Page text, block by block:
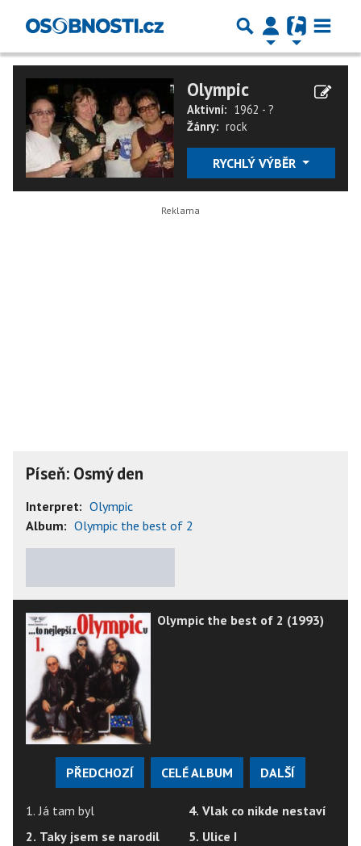
Olympic
Aktivní: 1962 - ?
Žánry: rock
RYCHLÝ VÝBĚR
Píseň: Osmý den
Interpret: Olympic
Album: Olympic the best of 2
Olympic the best of 2 (1993)
PŘEDCHOZÍ CELÉ ALBUM DALŠÍ
1. Já tam byl
2. Taky jsem se narodil
4. Vlak co nikde nestaví
5. Ulice I